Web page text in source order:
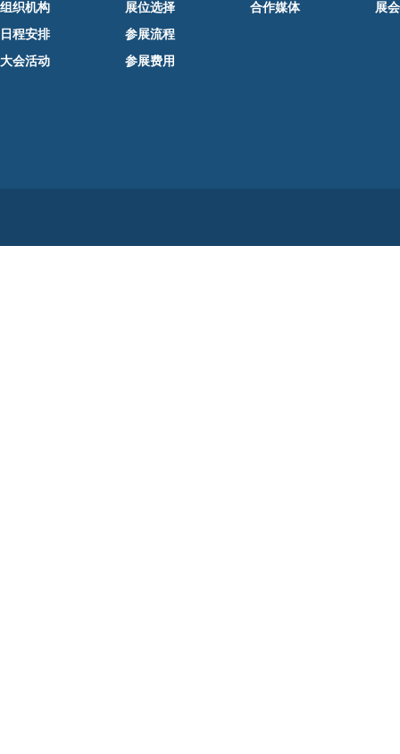
组织机构
日程安排
大会活动
展位选择
参展流程
参展费用
合作媒体
展